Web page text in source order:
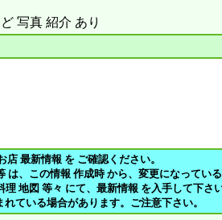
写真 紹介 あり
最新情報 を ご確認ください。
、この情報 作成時 から、変更になってい
地図 等々 にて、最新情報 を入手して下さ
ている場合があります。ご注意下さい。